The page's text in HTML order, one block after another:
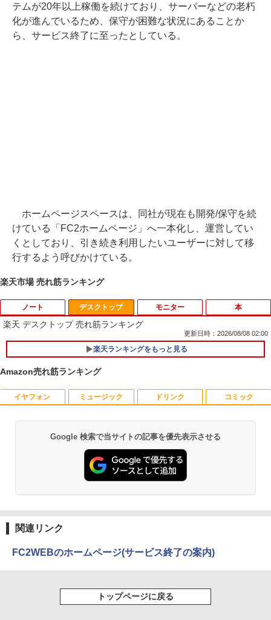
テムが20年以上稼働を続けており、サーバーなどの老朽
化が進んでいるため、保守が困難な状況にあることか
ら、サービス終了に至ったとしている。
ホームページスペースは、同社が現在も開発/保守を続
けている「FC2ホームページ」へ一本化し、運営してい
くとしており、引き続き利用したいユーザーに対して移
行するよう呼びかけている。
楽天市場 売れ筋ランキング
ノート デスクトップ
楽天 デスクトップ 売れ筋ランキング
更新日時：2026/08/08 02:00
楽天ランキングをもっと見る
モニター
1
PHILIPS 241V8 LED液晶モニター 23.8
ルHD）16:9 IPSパネル 非光沢 ノングレ
ア 液晶ディスプレイ HDMI VGA VESA準
拠 PS4 switch 対応 スイッチ 【中古】
￥6,500
万色 300nits ΔE＜1 低ブルーライト 大
￥12,580
本
1
ギルティサークル（21） 【電子書籍】[
￥792
ただの田舎の剣術師範だったのに、大成
達する 人体ドローイングのコツ390 [ TA
CO（タコ） ]
Amazon売れ筋ランキング
イヤフォン
Anker Soundcore P40i オフホワイト
￥7,990
Anker Soundcore Liberty 5 ミッドナイトブ
ラック
ミュージック
BRUCE WAYNE feat. Flo Milli, ATL Jacob
[Explicit]
￥250
￥250
On My Road (Stadium ver.)
ドリンク
【Amazon.co.jp限定】 い・ろ・は・す 2L P
ET ラベルレス ×8本
￥1,112
ットル (Smart Basic)
by Amazon 天然水ラベルレス 2L×9本
コミック
薬屋のひとりごと 17巻 (デジタル版ビッグガ
ンガンコミックス)
￥770
￥832
ONE PIECE モノクロ版 115 (ジャンプコミッ
クスDIGITAL)
Google 検索で当サイトの記事を優先表示させる
関連リンク
FC2WEBのホームページ(サービス終了の案内)
トップページに戻る